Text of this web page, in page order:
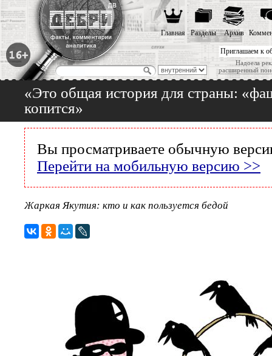
Приглашаем к
Надоела
расширенный
Главная Разделы Архив
«Это общая история для страны:
копится»
Вы просматриваете обычную
Перейти на мобильную версию >>
Жаркая Якутия: кто и как пользуется бедой